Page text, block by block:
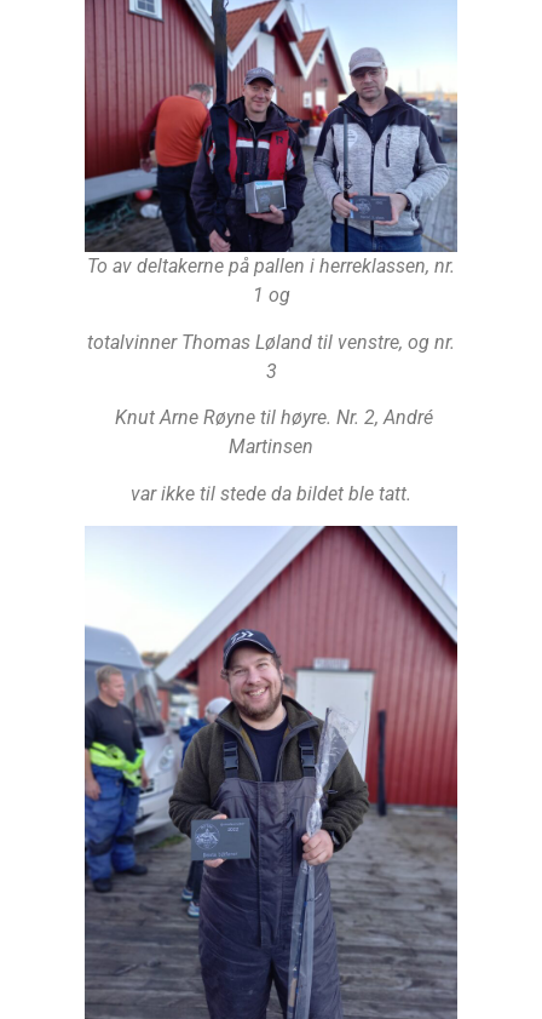
To av deltakerne på pallen i herreklassen, nr.
1 og
totalvinner Thomas Løland til venstre, og nr.
3
Knut Arne Røyne til høyre. Nr. 2, André
Martinsen
var ikke til stede da bildet ble tatt.